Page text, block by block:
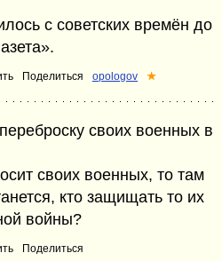
с советских времён до
Поделиться opologov ★
своих военных в
своих военных, то там
кто защищать то их
войны?
Поделиться